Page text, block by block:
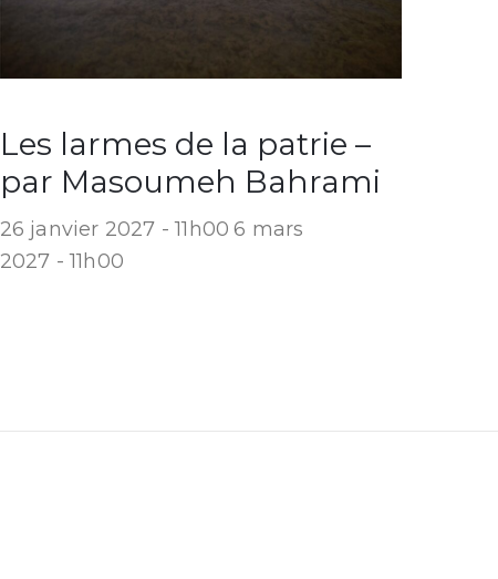
Les larmes de la patrie –
par Masoumeh Bahrami
26 janvier 2027 - 11h00 6 mars
2027 - 11h00